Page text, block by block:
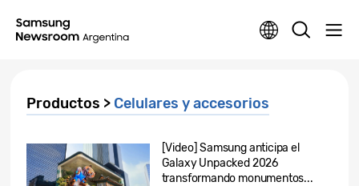
Productos > Celulares y accesorios
[Video] Samsung anticipa el
Galaxy Unpacked 2026
transformando monumentos...